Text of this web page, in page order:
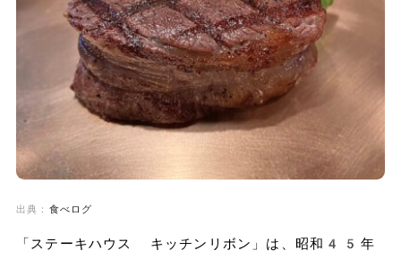
出典： 食べログ
「ステーキハウス キッチンリボン」は、昭和45年